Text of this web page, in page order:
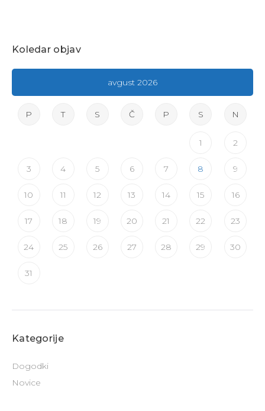
Koledar objav
avgust 2026
P T S Č P S N
1 2
3 4 5 6 7 8 9
10 11 12 13 14 15 16
17 18 19 20 21 22 23
24 25 26 27 28 29 30
31
Kategorije
Dogodki
Novice